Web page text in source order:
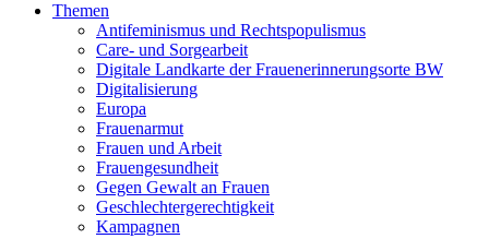
Themen
Antifeminismus und Rechtspopulismus
Care- und Sorgearbeit
Digitale Landkarte der Frauenerinnerungsorte BW
Digitalisierung
Europa
Frauenarmut
Frauen und Arbeit
Frauengesundheit
Gegen Gewalt an Frauen
Geschlechtergerechtigkeit
Kampagnen